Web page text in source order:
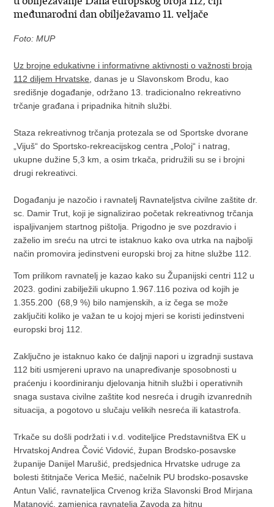
međunarodni dan obilježavamo 11. veljače
Foto: MUP
Uz brojne edukativne i informativne aktivnosti o važnosti broja
112 diljem Hrvatske , danas je u Slavonskom Brodu, kao
središnje događanje, održano 13. tradicionalno rekreativno
trčanje građana i pripadnika hitnih službi.
Staza rekreativnog trčanja protezala se od Sportske dvorane
„Vijuš“ do Sportsko-rekreacijskog centra „Poloj“ i natrag,
ukupne dužine 5,3 km, a osim trkača, pridružili su se i brojni
drugi rekreativci.
Događanju je nazočio i ravnatelj Ravnateljstva civilne zaštite dr.
sc. Damir Trut, koji je signalizirao početak rekreativnog trčanja
ispaljivanjem startnog pištolja. Prigodno je sve pozdravio i
zaželio im sreću na utrci te istaknuo kako ova utrka na najbolji
način promovira jedinstveni europski broj za hitne službe 112.
Tom prilikom ravnatelj je kazao kako su Županijski centri 112 u
2023. godini zabilježili ukupno 1.967.116 poziva od kojih je
1.355.200 (68,9 %) bilo namjenskih, a iz čega se može
zaključiti koliko je važan te u kojoj mjeri se koristi jedinstveni
europski broj 112.
Zaključno je istaknuo kako će daljnji napori u izgradnji sustava
112 biti usmjereni upravo na unapređivanje sposobnosti u
praćenju i koordiniranju djelovanja hitnih službi i operativnih
snaga sustava civilne zaštite kod nesreća i drugih izvanrednih
situacija, a pogotovo u slučaju velikih nesreća ili katastrofa.
Trkače su došli podržati i v.d. voditeljice Predstavništva EK u
Hrvatskoj Andrea Čović Vidović, župan Brodsko-posavske
županije Danijel Marušić, predsjednica Hrvatske udruge za
bolesti štitnjače Verica Mešić, načelnik PU brodsko-posavske
Antun Valić, ravnateljica Crvenog križa Slavonski Brod Mirjana
Matanović, zamjenica ravnatelja Zavoda za hitnu